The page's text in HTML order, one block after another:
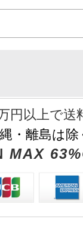
円以上で送
・離島は
MAX